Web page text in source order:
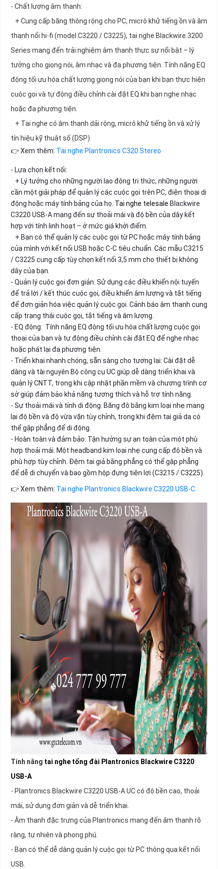
- Chất lượng âm thanh:
+ Cung cấp băng thông rộng cho PC, micrô khử tiếng ồn và âm
thanh nổi hi-fi (model C3220 / C3225), tai nghe Blackwire 3200
Series mang đến trải nghiệm âm thanh thực sự nổi bật – lý
tưởng cho giọng nói, âm nhạc và đa phương tiện. Tính năng EQ
động tối ưu hóa chất lượng giọng nói của bạn khi bạn thực hiện
cuộc gọi và tự động điều chỉnh cài đặt EQ khi bạn nghe nhạc
hoặc đa phương tiện.
+ Tai nghe có âm thanh dải rộng, micrô khử tiếng ồn và xử lý
tín hiệu kỹ thuật số (DSP)
👉 Xem thêm: Tai nghe Plantronics C320 Stereo
- Lựa chọn kết nối:
+ Lý tưởng cho những người lao động tri thức, những người
cần một giải pháp để quản lý các cuộc gọi trên PC, điện thoại di
động hoặc máy tính bảng của họ. Tai nghe telesale Blackwire
C3220 USB-A mang đến sự thoải mái và độ bền của dây kết
hợp với tính linh hoạt – ở mức giá khởi điểm.
+ Bạn có thể quản lý các cuộc gọi từ PC hoặc máy tính bảng
của mình với kết nối USB hoặc C-C tiêu chuẩn. Các mẫu C3215
/ C3225 cung cấp tùy chọn kết nối 3,5 mm cho thiết bị không
dây của bạn.
- Quản lý cuộc gọi đơn giản: Sử dụng các điều khiển nội tuyến
để trả lời / kết thúc cuộc gọi, điều khiển âm lượng và tắt tiếng
để đơn giản hóa việc quản lý cuộc gọi. Cảnh báo âm thanh cung
cấp trạng thái cuộc gọi, tắt tiếng và âm lượng.
- EQ động: Tính năng EQ động tối ưu hóa chất lượng cuộc gọi
thoại của bạn và tự động điều chỉnh cài đặt EQ để nghe nhạc
hoặc phát lại đa phương tiện.
- Triển khai nhanh chóng, sẵn sàng cho tương lai: Cài đặt dễ
dàng và tài nguyên Bộ công cụ UC giúp dễ dàng triển khai và
quản lý CNTT, trong khi cập nhật phần mềm và chương trình cơ
sở giúp đảm bảo khả năng tương thích và hỗ trợ tính năng.
- Sự thoải mái và tính di động: Băng đô bằng kim loại nhẹ mang
lại độ bền và độ vừa vặn tùy chỉnh, trong khi đệm tai giả da có
thể gập phẳng để di động.
- Hoàn toàn và đảm bảo: Tận hưởng sự an toàn của một phù
hợp thoải mái. Một headband kim loại nhẹ cung cấp độ bền và
phù hợp tùy chỉnh. Đệm tai giả bằng phẳng có thể gập phẳng
để dễ di chuyển và bao gồm hộp đựng tiện lợi (C3215 / C3225).
👉 Xem thêm: Tai nghe Plantronics Blackwire C3220 USB-C
Tính năng tai nghe tổng đài Plantronics Blackwire C3220
USB-A
- Plantronics Blackwire C3220 USB-A UC có độ bền cao, thoải
mái, sử dụng đơn giản và dễ triển khai.
- Âm thanh đặc trưng của Plantronics mang đến âm thanh rõ
ràng, tự nhiên và phong phú.
- Bạn có thể dễ dàng quản lý cuộc gọi từ PC thông qua kết nối
USB.